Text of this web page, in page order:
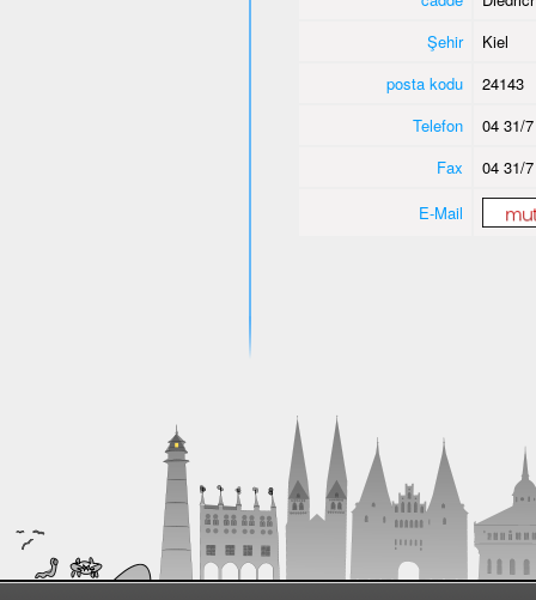
Şehir
Kiel
posta kodu
24143
Telefon
04 31/
Fax
04 31/
E-Mail